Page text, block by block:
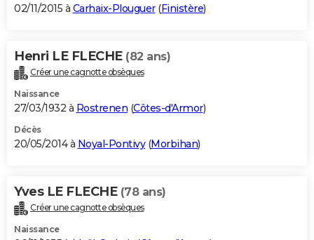
02/11/2015 à Carhaix-Plouguer(Finistère)
Henri LE FLECHE (82 ans)
Créer une cagnotte obsèques
Naissance
27/03/1932 à Rostrenen (Côtes-d'Armor)
Décès
20/05/2014 à Noyal-Pontivy(Morbihan)
Yves LE FLECHE (78 ans)
Créer une cagnotte obsèques
Naissance